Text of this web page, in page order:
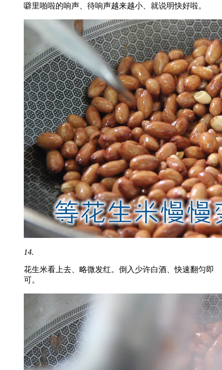
噼里啪啦的响声、待响声越来越小、就说明快好啦。
14.
花生米看上去、略微发红。倒入少许白酒、快速翻匀即
可。